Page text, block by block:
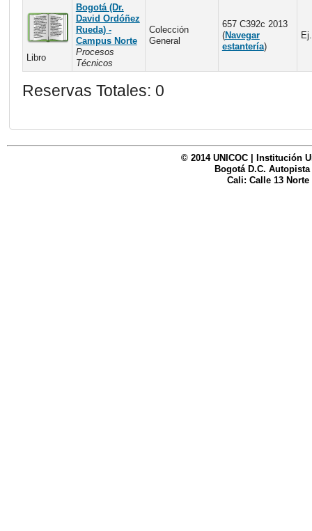
Libro
Bogotá (Dr.
David Ordóñez
Rueda) -
Campus Norte
Procesos
Técnicos
Colección
General
657 C392c 2013
(Navegar
estantería)
Reservas Totales: 0
© 2014 UNICOC | Institución
Bogotá D.C. Autopista
Cali: Calle 13 Norte